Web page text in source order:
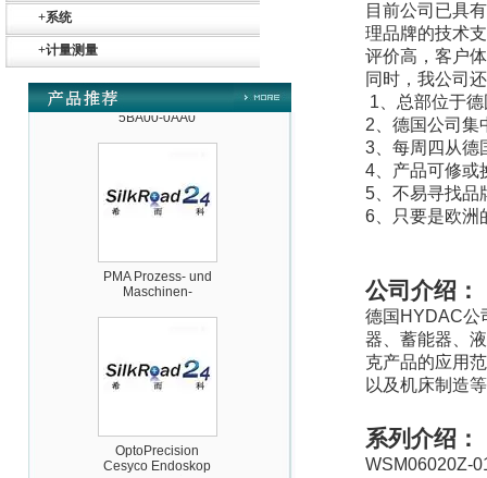
+系统
+计量测量
SIEMENS 6SB2073-
Maschinen-
Automation GmbH
Cesyco Endoskop
HTO 38 内窥镜
目前公司已具
理品牌的技术
评价高，客户
同时，我公司
1 、总部位于
2 、德国公司
3 、每周四从
4 、产品可修或
5 、不易寻找
6 、只要是欧
公司介绍：
德国 HYDAC公
器、蓄能器、
克产品的应用
以及机床制造
系列介绍：
WSM06020Z-